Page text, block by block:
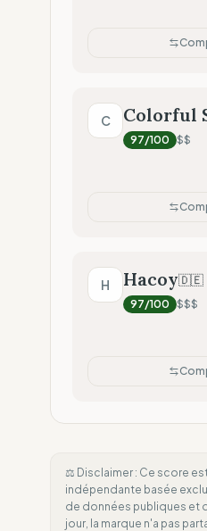
C Colorful
97/100 $$
H Hacoy🇩🇪
97/100 $$$
⚖️ Disclaimer : Ce score
indépendante basée
de données publiques et
jour, la marque n'a pas